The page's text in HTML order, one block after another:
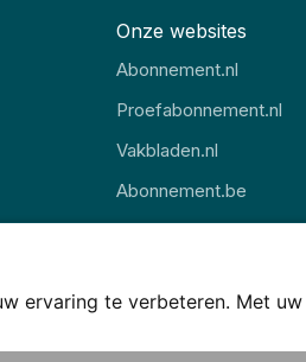
Onze websites
Abonnement.nl
Proefabonnement.nl
Vakbladen.nl
Abonnement.be
Thuisstudie.nl